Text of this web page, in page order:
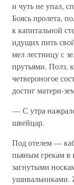
и чуть не упал,
Боясь пролета,
к капитальной
идущих пить
мел лестницу с
прутьями. Полз,
четвероногое
достиг матери-
— С утра
швейцар.
Под отелем —
пьяным грекам в
загнутыми
ушивальниками.